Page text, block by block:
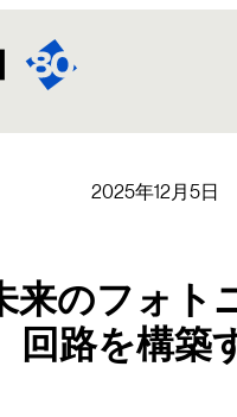
2025年12月5日
来のフォト
回路を構築